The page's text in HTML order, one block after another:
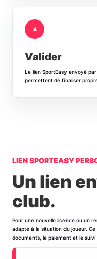
4
Valider
Le lien SportEasy envoyé
permettent de finaliser
LIEN SPORTEASY
Un lien
club.
Pour une nouvelle licence ou un
adapté à la situation du joueur.
documents, le paiement et le